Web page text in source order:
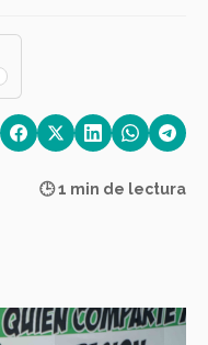
🕒 1 min de lectura